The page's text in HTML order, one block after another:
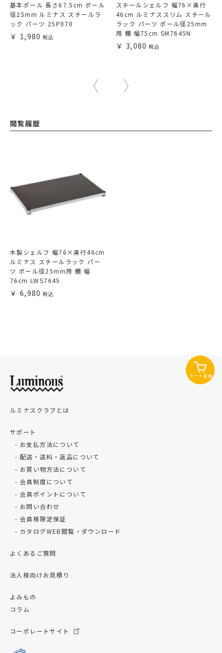
基本ポール 長さ67.5cm ポール
径25mm ルミナス スチールラ
ック パーツ 25P070
1,980
スチールシェルフ 幅76×奥行
46cm ルミナススリム スチール
ラック パーツ ポール径25mm
用 棚 幅75cm SM7645N
3,080
閲覧履歴
木製シェルフ 幅76×奥行46cm
ルミナス スチールラック パー
ツ ポール径25mm用 棚 幅
76cm LWS7645
6,980
カート追加
ルミナスクラブとは
サポート
お支払方法について
配送・送料・返品について
お買い物方法について
会員制度について
会員ポイントについて
お問い合わせ
会員様限定保証
カタログWEB閲覧・ダウンロード
よくあるご質問
法人様向けお見積り
よみもの
コラム
コーポレートサイト